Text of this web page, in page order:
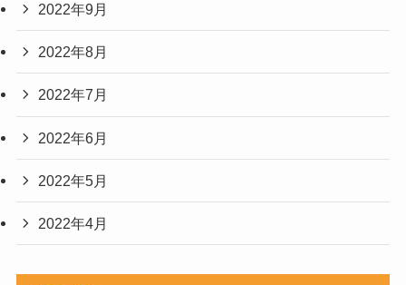
2022年9月
2022年8月
2022年7月
2022年6月
2022年5月
2022年4月